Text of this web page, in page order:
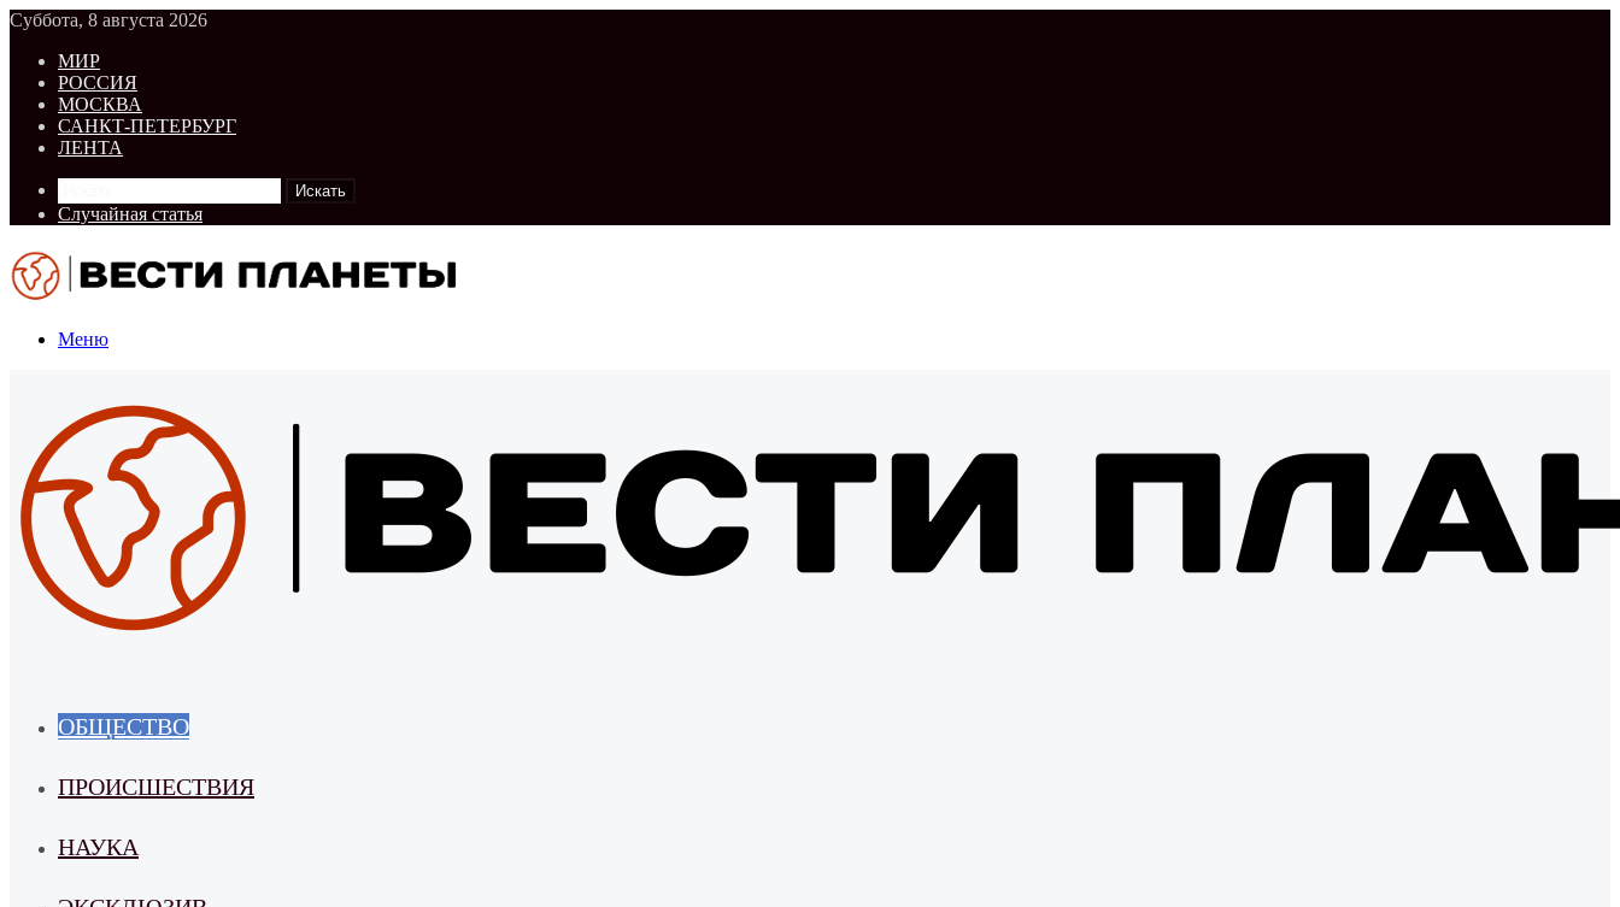
Суббота, 8 августа 2026
МИР
РОССИЯ
МОСКВА
САНКТ-ПЕТЕРБУРГ
ЛЕНТА
Искать
Случайная статья
Меню
ОБЩЕСТВО
ПРОИСШЕСТВИЯ
НАУКА